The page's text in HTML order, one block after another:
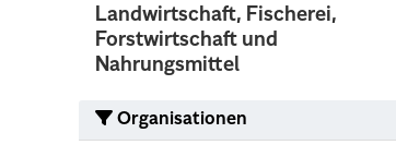
Landwirtschaft, Fischerei,
Forstwirtschaft und
Nahrungsmittel
Organisationen